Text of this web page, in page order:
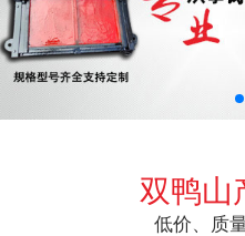
双鸭山
低价、质